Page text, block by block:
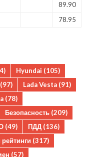
89.90
78.95
Hyundai (105)
(97) Lada Vesta (91)
(78)
Безопасность (209)
(49) ПДД (136)
рейтинги (317)
(57)